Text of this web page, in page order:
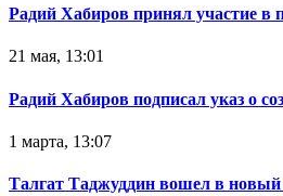
Радий Хабиров принял участие в
21 мая, 13:01
Радий Хабиров подписал указ о
1 марта, 13:07
Талгат Таджуддин вошел в